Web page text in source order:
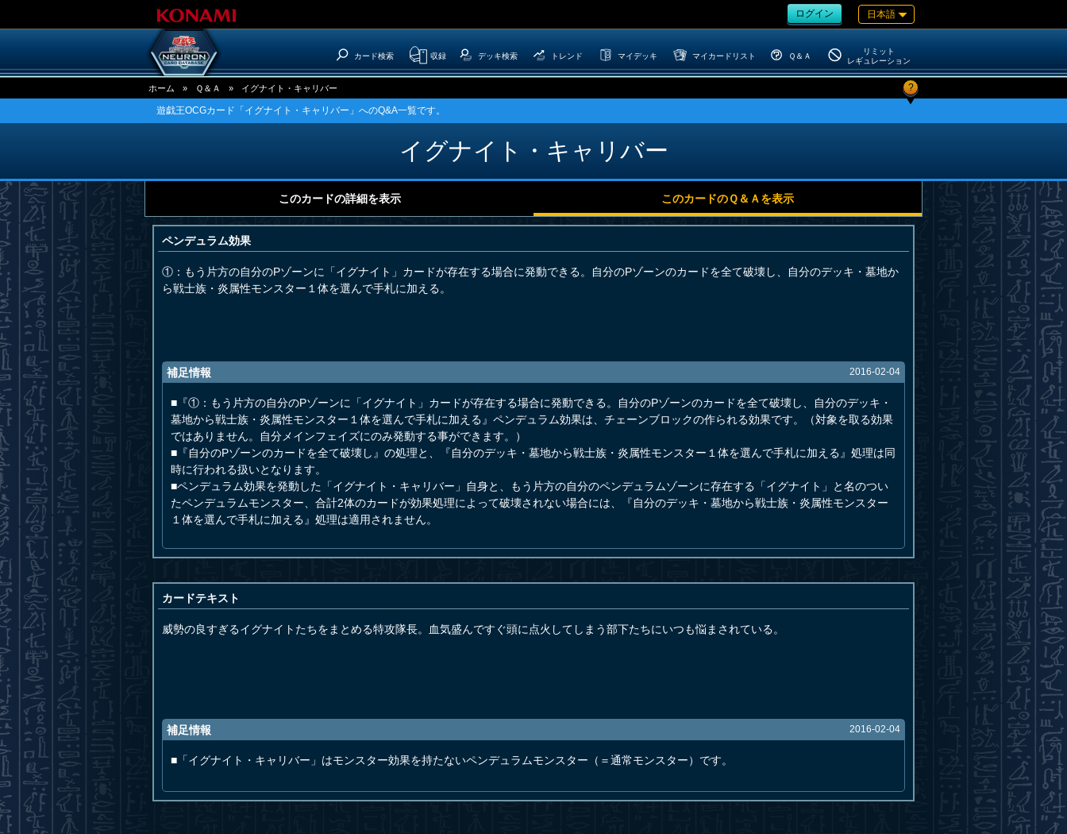
ログイン 日本語
カード検索 収録 デッキ検索 トレンド マイデッキ マイカードリスト Ｑ＆Ａ
リミット
レギュレーション
ホーム » Ｑ＆Ａ » イグナイト・キャリバー ?
遊戯王OCGカード「イグナイト・キャリバー」へのQ&A一覧です。
イグナイト・キャリバー
このカードの詳細を表示 このカードのＱ＆Ａを表示
ペンデュラム効果
①：もう片方の自分のPゾーンに「イグナイト」カードが存在する場合に発動できる。自分のPゾーンのカードを全て破壊し、自分のデッキ・墓地か
ら戦士族・炎属性モンスター１体を選んで手札に加える。
補足情報 2016-02-04
■『①：もう片方の自分のPゾーンに「イグナイト」カードが存在する場合に発動できる。自分のPゾーンのカードを全て破壊し、自分のデッキ・
墓地から戦士族・炎属性モンスター１体を選んで手札に加える』ペンデュラム効果は、チェーンブロックの作られる効果です。（対象を取る効果
ではありません。自分メインフェイズにのみ発動する事ができます。）
■『自分のPゾーンのカードを全て破壊し』の処理と、『自分のデッキ・墓地から戦士族・炎属性モンスター１体を選んで手札に加える』処理は同
時に行われる扱いとなります。
■ペンデュラム効果を発動した「イグナイト・キャリバー」自身と、もう片方の自分のペンデュラムゾーンに存在する「イグナイト」と名のつい
たペンデュラムモンスター、合計2体のカードが効果処理によって破壊されない場合には、『自分のデッキ・墓地から戦士族・炎属性モンスター
１体を選んで手札に加える』処理は適用されません。
カードテキスト
威勢の良すぎるイグナイトたちをまとめる特攻隊長。血気盛んですぐ頭に点火してしまう部下たちにいつも悩まされている。
補足情報 2016-02-04
■「イグナイト・キャリバー」はモンスター効果を持たないペンデュラムモンスター（＝通常モンスター）です。